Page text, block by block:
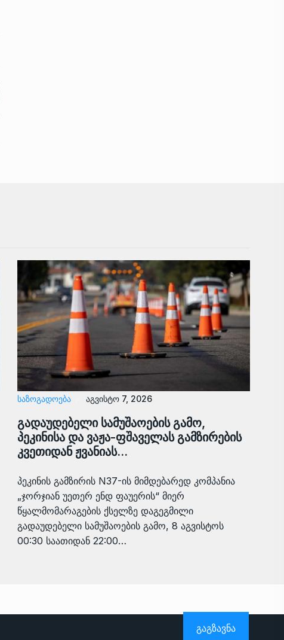
ᲡᲐᲖᲝᲒᲐᲓᲝᲔᲑᲐ აგვისტო 7, 2026
გადაუდებელი სამუშაოების გამო,
პეკინისა და ვაჟა-ფშაველას გამზირების
კვეთიდან ჟვანიას…
პეკინის გამზირის N37-ის მიმდებარედ კომპანია
„ჯორჯიან უეთერ ენდ ფაუერის“ მიერ
წყალმომარაგების ქსელზე დაგეგმილი
გადაუდებელი სამუშაოების გამო, 8 აგვისტოს
00:30 საათიდან 22:00…
ᲒᲐᲒᲖᲐᲕᲜᲐ